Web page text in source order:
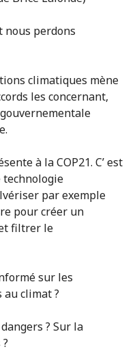
nous perdons
climatiques mène
les concernant,
à la COP21. C’ est
technologie
par exemple
pour créer un
filtrer le
sur les
climat ?
? Sur la